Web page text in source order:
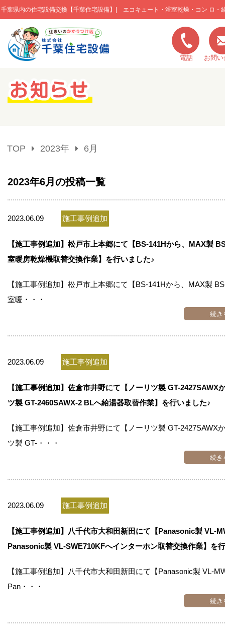
千葉県内の住宅設備交換【千葉住宅設備】| エコキュート・浴室乾燥・コン ロ・
このページの本文へ移動
電話 お問
キャンペーン一覧
会社概要
TOP 2023年 6月
2023年6月の投稿一覧
2023.06.09 施工事例追加
【施工事例追加】松戸市上本郷にて【BS-141Hから、MAX製
室暖房乾燥機取替交換作業】を行いました♪
【施工事例追加】松戸市上本郷にて【BS-141Hから、MAX製
室暖・・・
続き
2023.06.09 施工事例追加
【施工事例追加】佐倉市井野にて【ノーリツ製 GT-2427SAWX
ツ製 GT-2460SAWX-2 BLへ給湯器取替作業】を行いました♪
【施工事例追加】佐倉市井野にて【ノーリツ製 GT-2427SAWX
ツ製 GT-・・・
続き
2023.06.09 施工事例追加
【施工事例追加】八千代市大和田新田にて【Panasonic製 VL-
Panasonic製 VL-SWE710KFへインターホン取替交換作業】を
【施工事例追加】八千代市大和田新田にて【Panasonic製 VL-
Pan・・・
続き